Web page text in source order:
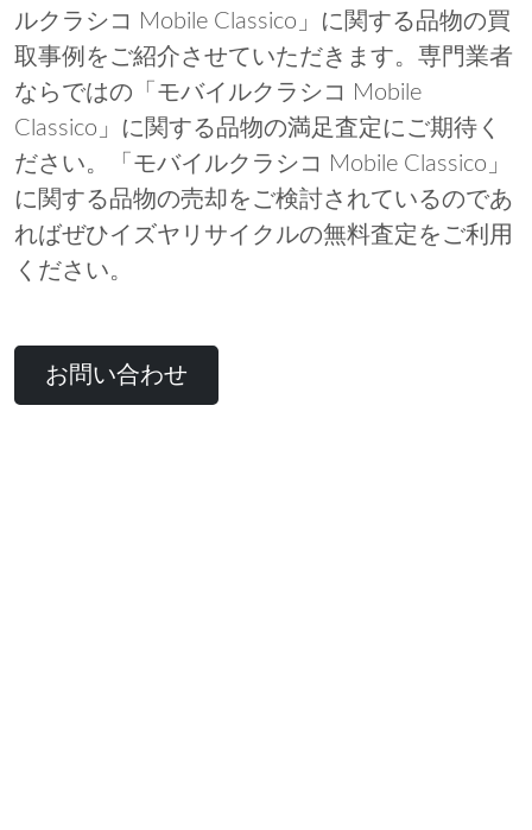
ルクラシコ Mobile Classico」に関する品物の買
取事例をご紹介させていただきます。専門業者
ならではの「モバイルクラシコ Mobile
Classico」に関する品物の満足査定にご期待く
ださい。「モバイルクラシコ Mobile Classico」
に関する品物の売却をご検討されているのであ
ればぜひイズヤリサイクルの無料査定をご利用
ください。
お問い合わせ